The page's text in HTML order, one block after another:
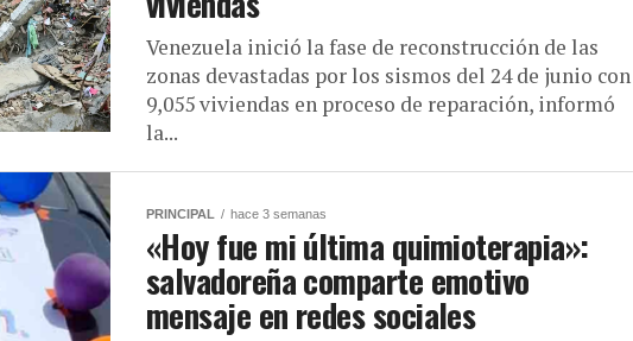
Venezuela inició la fase de reconstrucción de las
zonas devastadas por los sismos del 24 de junio con
9,055 viviendas en proceso de reparación, informó
la...
PRINCIPAL hace 3 semanas
«Hoy fue mi última quimioterapia»:
salvadoreña comparte emotivo
mensaje en redes sociales